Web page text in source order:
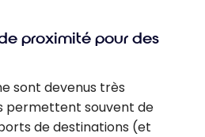
proximité pour des
sont devenus très
permettent souvent de
de destinations (et